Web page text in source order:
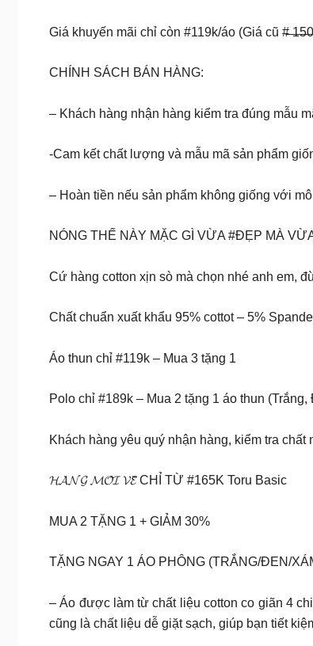
Giá khuyến mãi chỉ còn #119k/áo (Giá cũ #̶
CHÍNH SÁCH BÁN HÀNG:
– Khách hàng nhận hàng kiểm tra đúng mẫu
-Cam kết chất lượng và mẫu mã sản phẩm
– Hoàn tiền nếu sản phẩm không giống với mô
NÓNG THẾ NÀY MẶC GÌ VỪA #ĐẸP MÀ
Cứ hàng cotton xịn sò mà chọn nhé anh em,
Chất chuẩn xuất khẩu 95% cottot – 5%
Áo thun chỉ #119k – Mua 3 tặng 1
Polo chỉ #189k – Mua 2 tặng 1 áo thun (Trắng,
Khách hàng yêu quý nhận hàng, kiểm tra chất
𝓗𝓐̀𝓝𝓖 𝓜𝓞̛́𝓘 𝓥𝓔̂̀ CHỈ TỪ #165K Toru Basic
MUA 2 TẶNG 1 + GIẢM 30%
TẶNG NGAY 1 ÁO PHÔNG (TRẮNG/ĐEN/
– Áo được làm từ chất liệu cotton co giãn 4
cũng là chất liệu dễ giặt sạch, giúp bạn tiết